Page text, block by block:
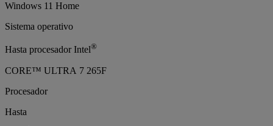
Windows 11 Home
Sistema operativo
Hasta procesador Intel®
CORE™ ULTRA 7 265F
Procesador
Hasta